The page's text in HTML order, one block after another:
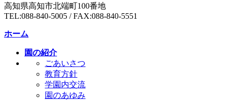
高知県高知市北端町100番地
TEL:088-840-5005 / FAX:088-840-5551
ホーム
園の紹介
ごあいさつ
教育方針
学園内交流
園のあゆみ